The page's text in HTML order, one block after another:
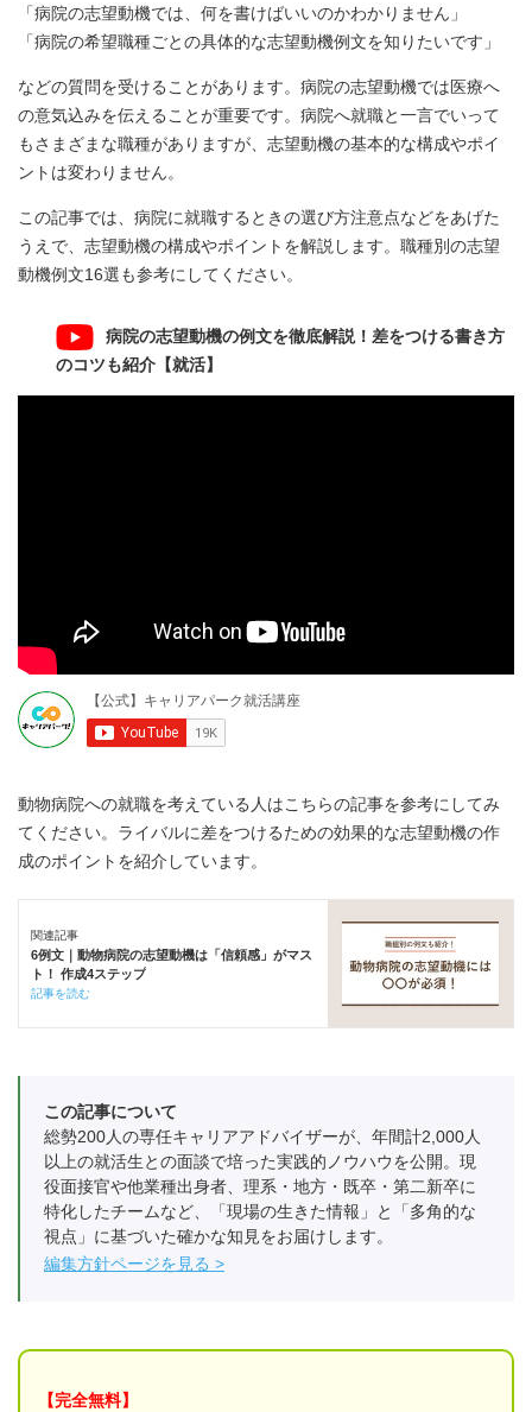
「病院の志望動機では、何を書けばいいのかわかりません」
「病院の希望職種ごとの具体的な志望動機例文を知りたいです」
などの質問を受けることがあります。病院の志望動機では医療へ
の意気込みを伝えることが重要です。病院へ就職と一言でいって
もさまざまな職種がありますが、志望動機の基本的な構成やポイ
ントは変わりません。
この記事では、病院に就職するときの選び方注意点などをあげた
うえで、志望動機の構成やポイントを解説します。職種別の志望
動機例文16選も参考にしてください。
病院の志望動機の例文を徹底解説！差をつける書き方
のコツも紹介【就活】
動物病院への就職を考えている人はこちらの記事を参考にしてみ
てください。ライバルに差をつけるための効果的な志望動機の作
成のポイントを紹介しています。
関連記事
6例文｜動物病院の志望動機は「信頼感」がマス
ト！ 作成4ステップ
記事を読む
この記事について
総勢200人の専任キャリアアドバイザーが、年間計2,000人
以上の就活生との面談で培った実践的ノウハウを公開。現
役面接官や他業種出身者、理系・地方・既卒・第二新卒に
特化したチームなど、「現場の生きた情報」と「多角的な
視点」に基づいた確かな知見をお届けします。
編集方針ページを見る
【完全無料】